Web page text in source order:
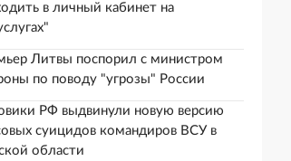
в личный кабинет на
Литвы поспорил с министром
по поводу "угрозы" России
РФ выдвинули новую версию
суицидов командиров ВСУ в
области